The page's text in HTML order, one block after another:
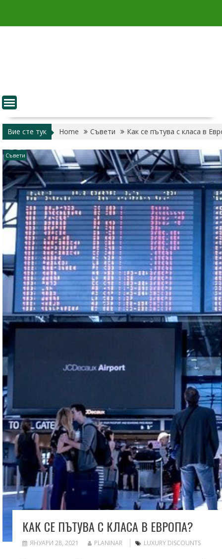
content
Вие сте тук Home Съвети Как се пътува с класа в
Съвети
КАК СЕ ПЪТУВА С КЛАСА В ЕВРОПА?
ЯНУАРИ 28, 2021 PLANINAR LUXURY DISCOUNTS